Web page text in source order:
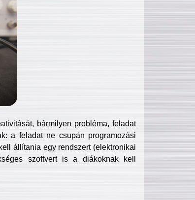
bármilyen probléma, feladat
a feladat ne csupán programozási
állítania egy rendszert (elektronikai
szoftvert is a diákoknak kell